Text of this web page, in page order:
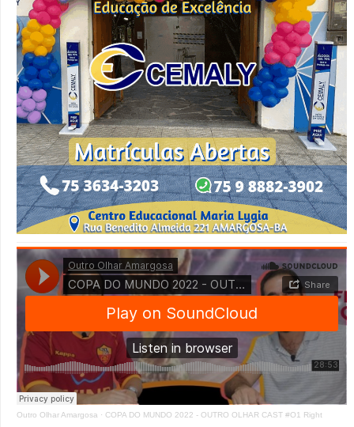
Outro Olhar Amargosa · COPA DO MUNDO 2022 - OUTRO OLHAR CAST #O1 Right